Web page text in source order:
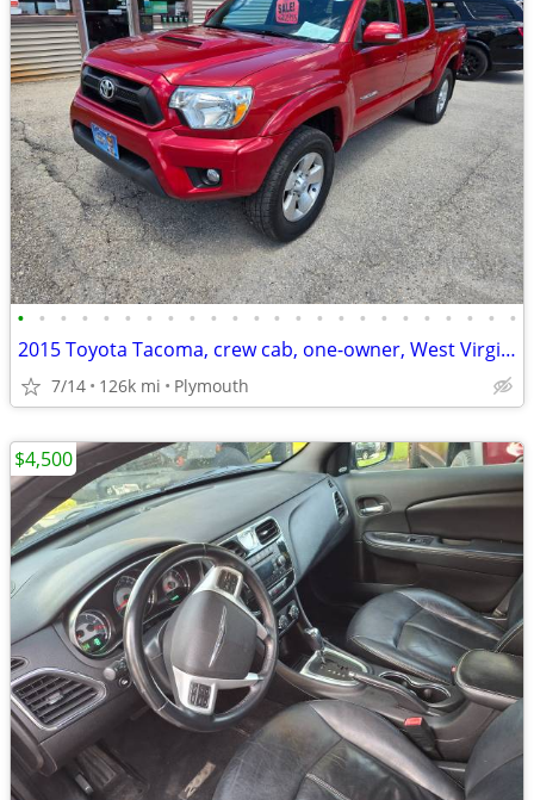
• • • • • • • • • • • • • • • • • • • • • • • •
2015 Toyota Tacoma, crew cab, one-owner, West Virginia rust free truck
7/14 126k mi Plymouth
$4,500